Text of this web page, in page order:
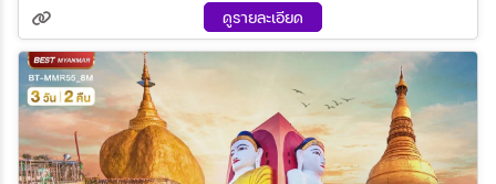
ดูรายละเอียด